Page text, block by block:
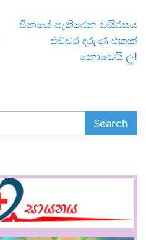
චීනයේ පැතිරෙන වයිරසය
එච්චර දරුණු එකක්
නොවෙයි ලූ!